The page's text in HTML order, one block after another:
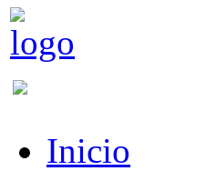
Inicio